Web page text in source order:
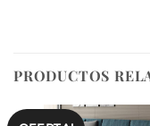
PRODUCTOS